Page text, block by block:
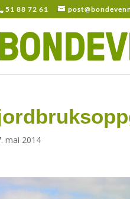
51 88 72 61
mai 2014